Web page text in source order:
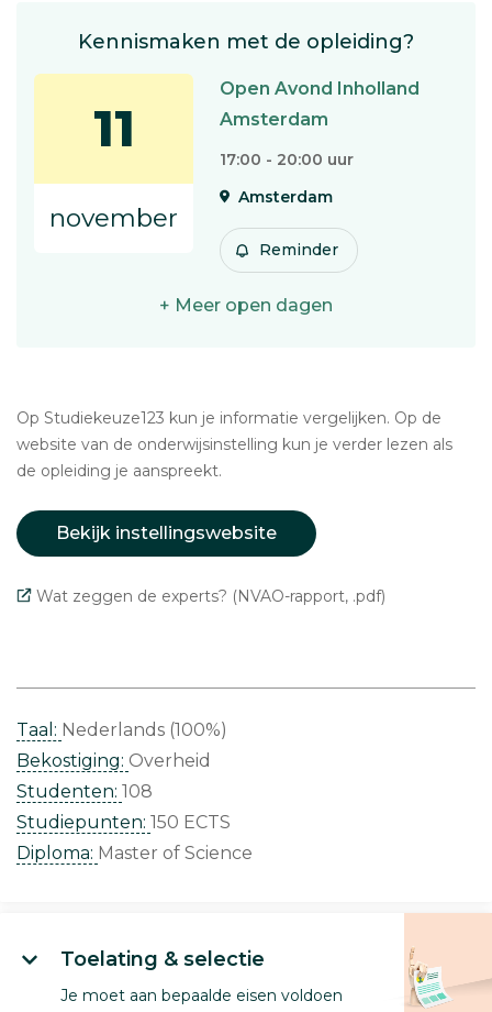
Kennismaken met de opleiding?
11
november
Open Avond Inholland
Amsterdam
17:00 - 20:00 uur
Amsterdam
Reminder
+ Meer open dagen
Op Studiekeuze123 kun je informatie vergelijken. Op de
website van de onderwijsinstelling kun je verder lezen als
de opleiding je aanspreekt.
Bekijk instellingswebsite
Wat zeggen de experts? (NVAO-rapport, .pdf)
Taal: Nederlands (100%)
Bekostiging: Overheid
Studenten: 108
Studiepunten: 150 ECTS
Diploma: Master of Science
Toelating & selectie
Je moet aan bepaalde eisen voldoen